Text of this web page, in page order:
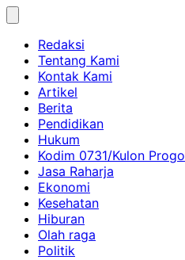
Skip
contentRedaksi
Tentang Kami
Kontak Kami
Artikel
Berita
Pendidikan
Hukum
Kodim 0731/Kulon Progo
Jasa Raharja
Ekonomi
Kesehatan
Hiburan
Olah raga
Politik